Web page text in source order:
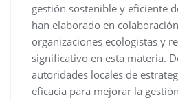
gestión sostenible y eficiente
han elaborado en
organizaciones ecologistas y
significativo en esta materia.
autoridades locales de
eficacia para mejorar la